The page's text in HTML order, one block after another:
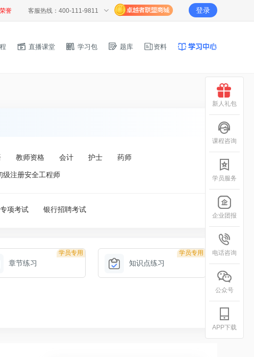
誉 客服热线：400-111-9811 登录
直播课堂 学习包 题库 资料
教师资格 会计 护士 药师
级注册安全工程师
项考试 银行招聘考试
学员专用
章节练习
学员专用
知识点练习
新人礼包
课程咨询
学员服务
企业团报
电话咨询
公众号
APP下载